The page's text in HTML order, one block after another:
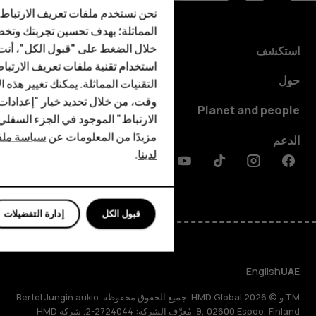
الهواتف المميزة
الأكسسوارات
HMD Terra M
HMD DUB
HMD Watch
استكشف
حول
Planet and people
الدعم
Facebook
Instagram
Tiktok
Youtube
UAE
English
TM و © 2026 HMD Global. جميع الحقوق محفوظة. Bertel Jungin aukio
9, 02600 Espoo, Finland. مُعرِّف الشركة: 2724044-2. شركة HMD
نحن نستخدم ملفات تعريف
المماثلة؛ بهدف تحسين تجربتك
خلال الضغط على "قبول الكل"،
استخدام تقنية ملفات تعريف
التقنيات المماثلة. يمكنك تغيير
وقت، من خلال تحديد خيار
الارتباط" الموجود في الجزء
مزيدًا من المعلومات عنسياسة
لدينا.
إدارة التفضيلات قبول الكل